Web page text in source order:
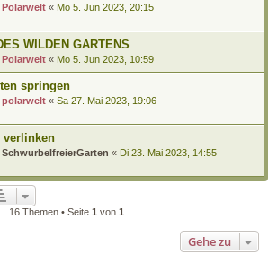
Polarwelt « Mo 5. Jun 2023, 20:15
WILDEN GARTENS
Polarwelt « Mo 5. Jun 2023, 10:59
springen
polarwelt « Sa 27. Mai 2023, 19:06
verlinken
SchwurbelfreierGarten « Di 23. Mai 2023, 14:55
16 Themen • Seite 1 von 1
Gehe zu